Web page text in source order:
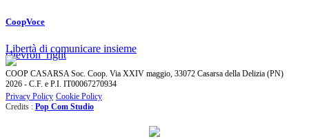
CoopVoce
Libertà di comunicare insieme
chevron_right
COOP CASARSA Soc. Coop. Via XXIV maggio, 33072 Casarsa della Delizia (PN)
2026 - C.F. e P.I. IT00067270934
Privacy Policy Cookie Policy
Credits : Pop Com Studio